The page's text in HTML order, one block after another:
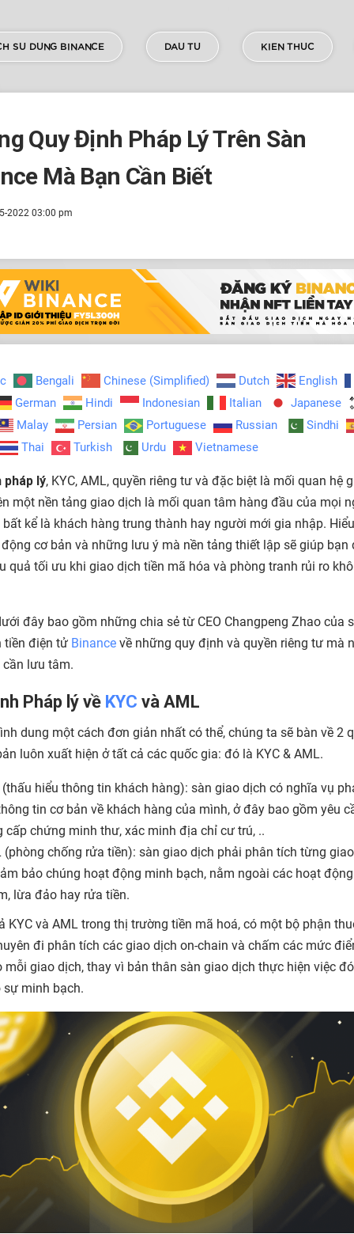
SU DUNG BINANCE DAU TU KIEN THUC
Quy Định Pháp Lý Trên Sàn
Mà Bạn Cần Biết
2022 03:00 pm
Bengali Chinese (Simplified) Dutch
English
German
Hindi Indonesian Italian
Japanese
Malay
Persian Portuguese Russian
Sindhi
Thai
Turkish Urdu Vietnamese
pháp lý, KYC, AML, quyền riêng tư và đặc biệt là mối quan hệ
một nền tảng giao dịch là mối quan tâm hàng đầu của mọi
kể là khách hàng trung thành hay người mới gia nhập.
cơ bản và những lưu ý mà nền tảng thiết lập sẽ giúp bạn
quả tối ưu khi giao dịch tiền mã hóa và phòng tranh rủi ro
đây bao gồm những chia sẻ từ CEO Changpeng Zhao của
tiền điện tử Binancevề những quy định và quyền riêng tư mà
lưu tâm.
Pháp lý về KYC và AML
dung một cách đơn giản nhất có thể, chúng ta sẽ bàn về 2
luôn xuất hiện ở tất cả các quốc gia: đó là KYC & AML.
(thấu hiểu thông tin khách hàng): sàn giao dịch có nghĩa vụ
tin cơ bản về khách hàng của mình, ở đây bao gồm yêu
cấp chứng minh thư, xác minh địa chỉ cư trú, ..
(phòng chống rửa tiền): sàn giao dịch phải phân tích từng
bảo chúng hoạt động minh bạch, nằm ngoài các hoạt
lừa đảo hay rửa tiền.
KYC và AML trong thị trường tiền mã hoá, có một bộ phận
đi phân tích các giao dịch on-chain và chấm các mức
mỗi giao dịch, thay vì bản thân sàn giao dịch thực hiện việc
minh bạch.